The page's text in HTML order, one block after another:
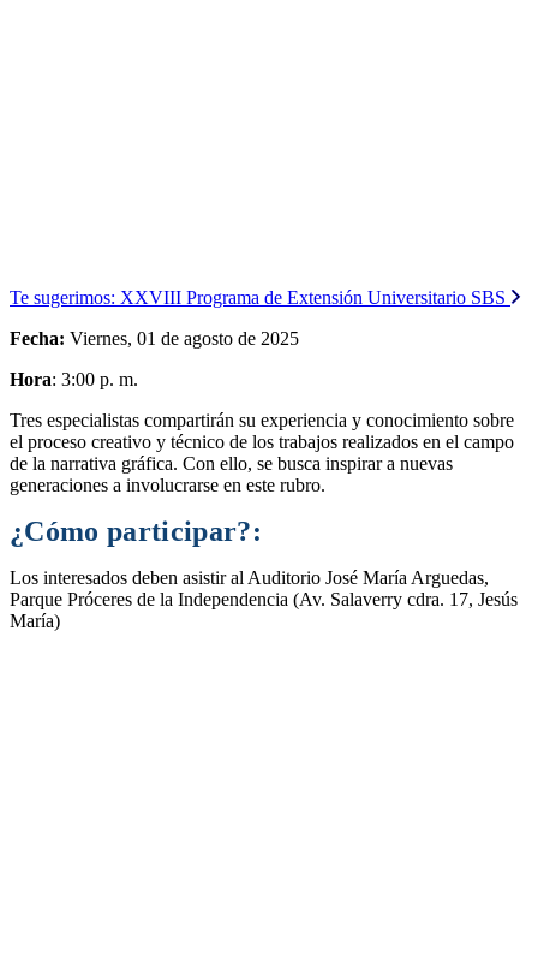
Te sugerimos: XXVIII Programa de Extensión Universitario SBS
Fecha: Viernes, 01 de agosto de 2025
Hora: 3:00 p. m.
Tres especialistas compartirán su experiencia y conocimiento sobre
el proceso creativo y técnico de los trabajos realizados en el campo
de la narrativa gráfica. Con ello, se busca inspirar a nuevas
generaciones a involucrarse en este rubro.
¿Cómo participar?:
Los interesados deben asistir al Auditorio José María Arguedas,
Parque Próceres de la Independencia (Av. Salaverry cdra. 17, Jesús
María)